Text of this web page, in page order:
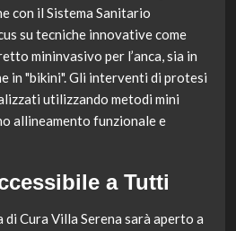
con il Sistema Sanitario
su tecniche innovative come
mininvasivo per l’anca, sia in
in "bikini". Gli interventi di protesi
utilizzando metodi mini
allineamento funzionale e
a Tutti
di Cura Villa Serena sarà aperto a